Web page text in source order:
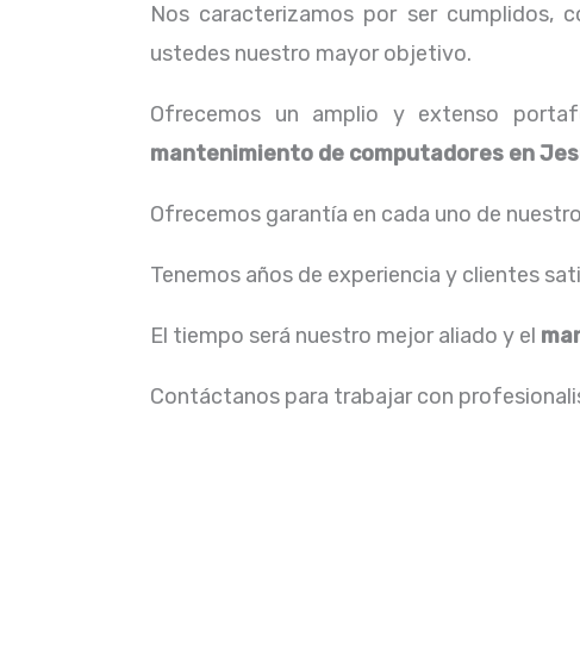
Nos caracterizamos por ser cumplidos,
ustedes nuestro mayor objetivo.
Ofrecemos un amplio y extenso
mantenimiento de computadores en
Ofrecemos garantía en cada uno de
Tenemos años de experiencia y clientes
El tiempo será nuestro mejor aliado y el
Contáctanos para trabajar con